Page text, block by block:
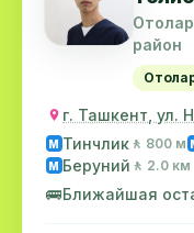
район
г. Ташкент, ул.
M Тинчлик 🚶 800 м
M Беруний 🚶 2.0 км
🚌Ближайшая